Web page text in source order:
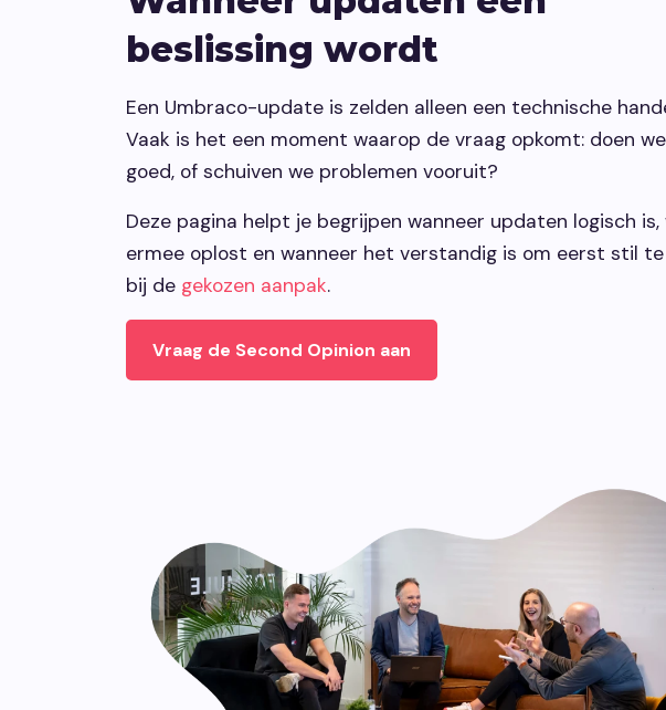
maken.
beslissing wordt
Een Umbraco-update is zelden alleen een technische
Vaak is het een moment waarop de vraag opkomt: doen
goed, of schuiven we problemen vooruit?
Deze pagina helpt je begrijpen wanneer updaten logisch
ermee oplost en wanneer het verstandig is om eerst stil
bij de gekozen aanpak.
Vraag de Second Opinion aan